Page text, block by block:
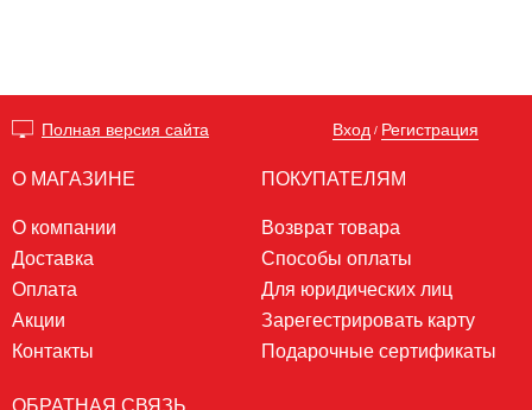
Полная версия сайта Вход / Регистрация
О МАГАЗИНЕ
О компании
Доставка
Оплата
Акции
Контакты
ПОКУПАТЕЛЯМ
Возврат товара
Способы оплаты
Для юридических лиц
Зарегестрировать карту
Подарочные сертификаты
ОБРАТНАЯ СВЯЗЬ